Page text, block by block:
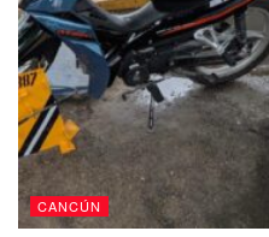
CANCÚN